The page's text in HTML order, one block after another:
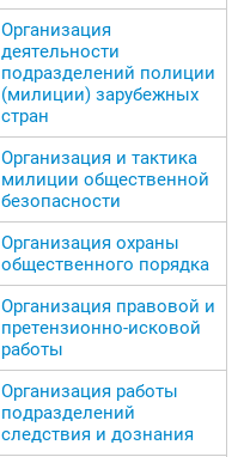
Организация
деятельности
подразделений полиции
(милиции) зарубежных
стран
Организация и тактика
милиции общественной
безопасности
Организация охраны
общественного порядка
Организация правовой и
претензионно-исковой
работы
Организация работы
подразделений
следствия и дознания